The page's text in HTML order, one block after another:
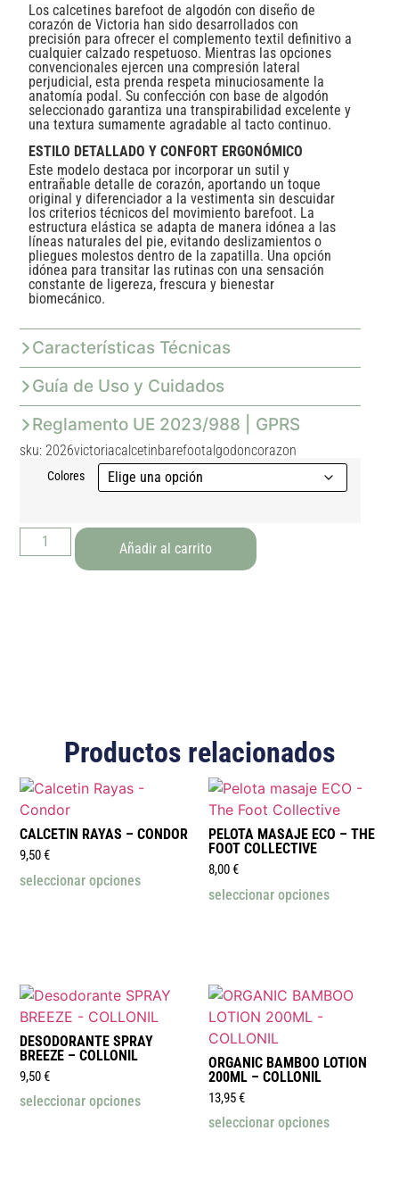
Los calcetines barefoot de algodón con diseño de
corazón de Victoria han sido desarrollados con
precisión para ofrecer el complemento textil definitivo a
cualquier calzado respetuoso. Mientras las opciones
convencionales ejercen una compresión lateral
perjudicial, esta prenda respeta minuciosamente la
anatomía podal. Su confección con base de algodón
seleccionado garantiza una transpirabilidad excelente y
una textura sumamente agradable al tacto continuo.
ESTILO DETALLADO Y CONFORT ERGONÓMICO
Este modelo destaca por incorporar un sutil y
entrañable detalle de corazón, aportando un toque
original y diferenciador a la vestimenta sin descuidar
los criterios técnicos del movimiento barefoot. La
estructura elástica se adapta de manera idónea a las
líneas naturales del pie, evitando deslizamientos o
pliegues molestos dentro de la zapatilla. Una opción
idónea para transitar las rutinas con una sensación
constante de ligereza, frescura y bienestar
biomecánico.
Características Técnicas
Guía de Uso y Cuidados
Reglamento UE 2023/988 | GPRS
sku: 2026victoriacalcetinbarefootalgodoncorazon
Colores
Añadir al carrito
Productos relacionados
CALCETIN RAYAS – CONDOR
9,50€
seleccionar opciones
PELOTA MASAJE ECO – THE
FOOT COLLECTIVE
8,00€
seleccionar opciones
DESODORANTE SPRAY
BREEZE – COLLONIL
9,50€
seleccionar opciones
ORGANIC BAMBOO LOTION
200ML – COLLONIL
13,95€
seleccionar opciones